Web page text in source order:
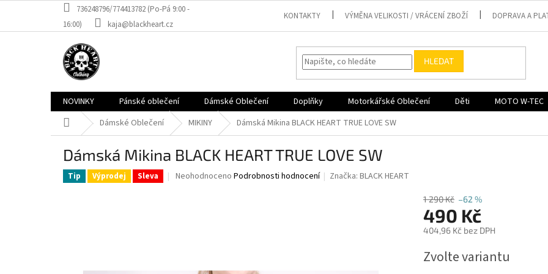
obsah
736248796/774413782 (Po-Pá 9:00 -
16:00)
kaja@blackheart.cz
KONTAKTY VÝMĚNA VELIKOSTI / VRÁCENÍ ZBOŽÍ DOPRAVA A
HLEDAT
NOVINKY Pánské oblečení Dámské Oblečení Doplňky Motorkářské Oblečení Děti MOTO W-TEC
Domů Dámské Oblečení MIKINY Dámská Mikina BLACK HEART TRUE LOVE SW
Dámská Mikina BLACK HEART TRUE LOVE SW
Tip Výprodej Sleva
Průměrné
Neohodnoceno Podrobnosti hodnocení Značka:BLACK HEART
1 290 Kč –62 %
490 Kč
404,96 Kč bez DPH
cena:
Zvolte variantu